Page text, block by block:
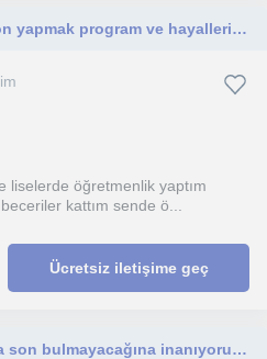
Grafik tasarım ve illüstrasyon yapmak program ve hayallerini birleştirmek ve bu konuda meslek sahibi olmak istersen burdayım
liselerde öğretmenlik yaptım
kattım sende ö...
Ücretsiz iletişime geç
Öğrenmenin bu hayatta asla son bulmayacağına inanıyorum. Ben de ögrenmeyi ve öğretmeyi seviyorum.